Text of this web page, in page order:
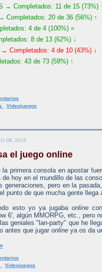
→ Completados: 11 de 15 (73%)
Completados: 20 de 36 (56%) ↑
4 de 4 (100%) =
8 de 13 (62%) ↓
Completados: 4 de 10 (43%) ↓
43 de 73 (59%) ↑
Videojuegos
DE 2015
el juego online
la primera consola en apostar
hoy en el mundillo de las
generaciones, pero en la
punto de que mucha gente
esto yo ya jugabaonline
6', algún MMORPG, etc., pero
geniales "lan-party" que he
antes que jugar online ya os da
, Videojuegos